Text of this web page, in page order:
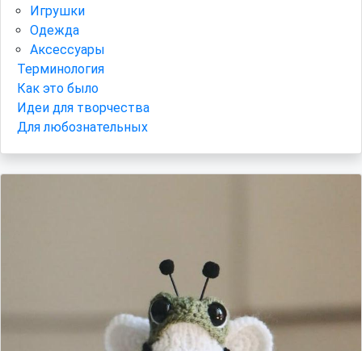
Игрушки
Одежда
Аксессуары
Терминология
Как это было
Идеи для творчества
Для любознательных